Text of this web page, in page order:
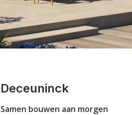
Deceuninck
Samen bouwen aan morgen